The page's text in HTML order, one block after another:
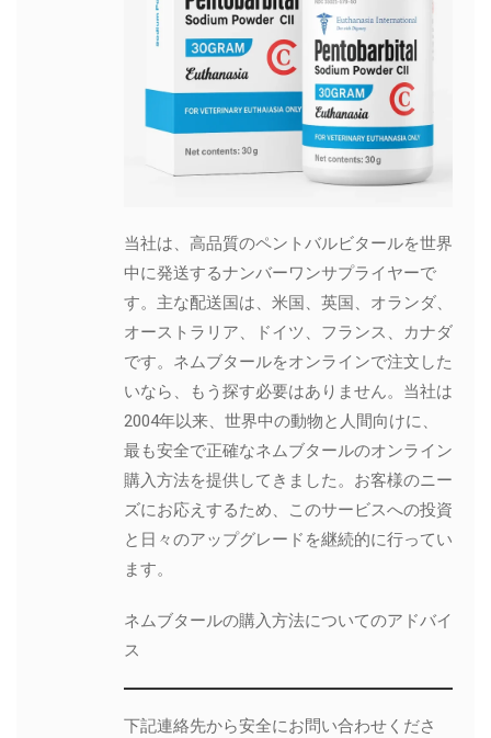
当社は、高品質のペントバルビタールを世界
中に発送するナンバーワンサプライヤーで
す。主な配送国は、米国、英国、オランダ、
オーストラリア、ドイツ、フランス、カナダ
です。ネムブタールをオンラインで注文した
いなら、もう探す必要はありません。当社は
2004年以来、世界中の動物と人間向けに、
最も安全で正確なネムブタールのオンライン
購入方法を提供してきました。お客様のニー
ズにお応えするため、このサービスへの投資
と日々のアップグレードを継続的に行ってい
ます。
ネムブタールの購入方法についてのアドバイ
ス
下記連絡先から安全にお問い合わせくださ